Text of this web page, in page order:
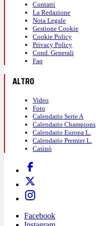
Contatti
La Redazione
Nota Legale
Gestione Cookie
Cookie Policy
Privacy Policy
Cond. Generali
Faq
ALTRO
Video
Foto
Calendario Serie A
Calendario Champions
Calendario Europa L.
Calendario Premier L.
Casinò
Facebook